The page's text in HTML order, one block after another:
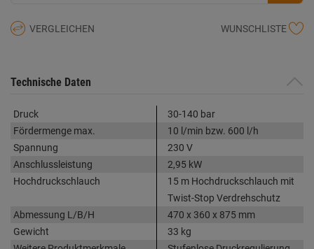
VERGLEICHEN WUNSCHLISTE
Technische Daten
Druck
30-140 bar
Fördermenge max.
10 l/min bzw. 600 l/h
Spannung
230 V
Anschlussleistung
2,95 kW
Hochdruckschlauch
15 m Hochdruckschlauch mit
Twist-Stop Verdrehschutz
Abmessung L/B/H
470 x 360 x 875 mm
Gewicht
33 kg